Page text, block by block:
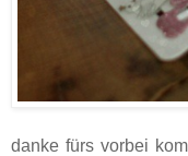
danke fürs vorbei